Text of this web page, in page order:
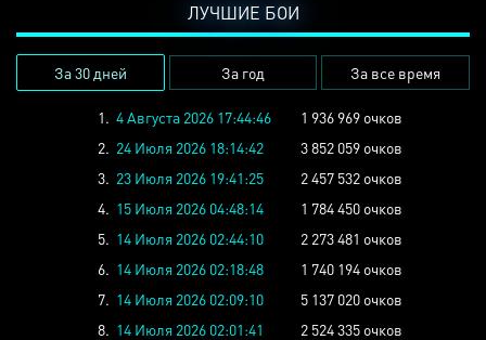
ЛУЧШИЕ БОИ
За 30 дней За год За все время
1. 4 Августа 2026 17:44:46
1 936 969 очков
2. 24 Июля 2026 18:14:42
3 852 059 очков
3. 23 Июля 2026 19:41:25
2 457 532 очков
4. 15 Июля 2026 04:48:14
1 784 450 очков
5. 14 Июля 2026 02:44:10
2 273 481 очков
6. 14 Июля 2026 02:18:48
1 740 194 очков
7. 14 Июля 2026 02:09:10
5 137 020 очков
8. 14 Июля 2026 02:01:41
2 524 335 очков